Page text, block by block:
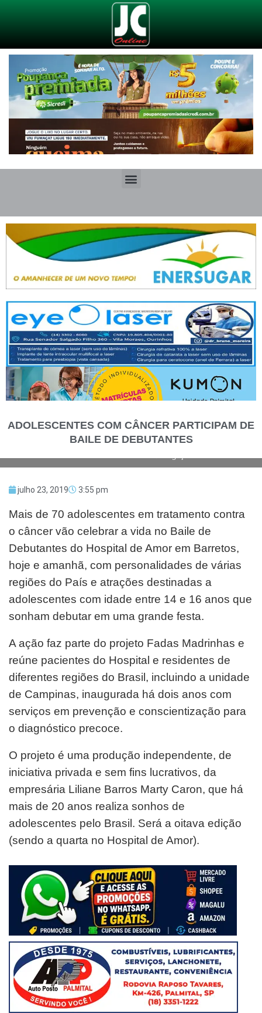
ADOLESCENTES COM CÂNCER PARTICIPAM DE
BAILE DE DEBUTANTES
contra o câncer celebram a vida no baile de debutantes no hospital do
julho 23, 2019 3:55 pm
Mais de 70 adolescentes em tratamento contra
o câncer vão celebrar a vida no Baile de
Debutantes do Hospital de Amor em Barretos,
hoje e amanhã, com personalidades de várias
regiões do País e atrações destinadas a
adolescentes com idade entre 14 e 16 anos que
sonham debutar em uma grande festa.
A ação faz parte do projeto Fadas Madrinhas e
reúne pacientes do Hospital e residentes de
diferentes regiões do Brasil, incluindo a unidade
de Campinas, inaugurada há dois anos com
serviços em prevenção e conscientização para
o diagnóstico precoce.
O projeto é uma produção independente, de
iniciativa privada e sem fins lucrativos, da
empresária Liliane Barros Marty Caron, que há
mais de 20 anos realiza sonhos de
adolescentes pelo Brasil. Será a oitava edição
(sendo a quarta no Hospital de Amor).